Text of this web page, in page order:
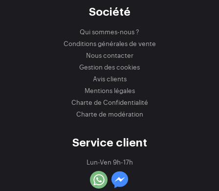
Société
Qui sommes-nous ?
Conditions générales de vente
Nous contacter
Gestion des cookies
Avis clients
Mentions légales
Charte de Confidentialité
Charte de modération
Service client
Lun-Ven 9h-17h